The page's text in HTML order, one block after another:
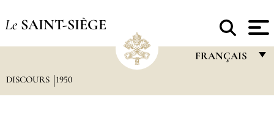
Le SAINT-SIÈGE
FRANÇAIS
DISCOURS 1950